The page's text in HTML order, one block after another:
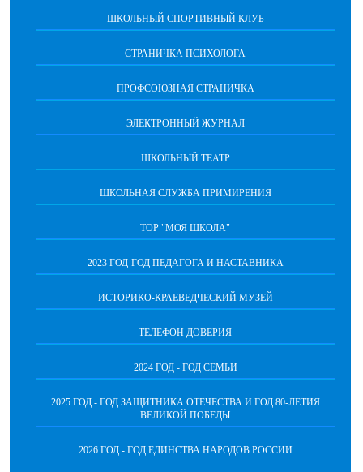
ШКОЛЬНЫЙ СПОРТИВНЫЙ КЛУБ
СТРАНИЧКА ПСИХОЛОГА
ПРОФСОЮЗНАЯ СТРАНИЧКА
ЭЛЕКТРОННЫЙ ЖУРНАЛ
ШКОЛЬНЫЙ ТЕАТР
ШКОЛЬНАЯ СЛУЖБА ПРИМИРЕНИЯ
ТОР "МОЯ ШКОЛА"
2023 ГОД-ГОД ПЕДАГОГА И НАСТАВНИКА
ИСТОРИКО-КРАЕВЕДЧЕСКИЙ МУЗЕЙ
ТЕЛЕФОН ДОВЕРИЯ
2024 ГОД - ГОД СЕМЬИ
2025 ГОД - ГОД ЗАЩИТНИКА ОТЕЧЕСТВА И ГОД 80-ЛЕТИЯ
ВЕЛИКОЙ ПОБЕДЫ
2026 ГОД - ГОД ЕДИНСТВА НАРОДОВ РОССИИ